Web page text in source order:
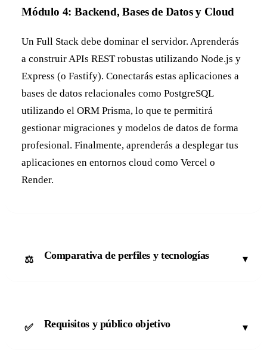
Módulo 4: Backend, Bases de Datos y Cloud
Un Full Stack debe dominar el servidor. Aprenderás
a construir APIs REST robustas utilizando Node.js y
Express (o Fastify). Conectarás estas aplicaciones a
bases de datos relacionales como PostgreSQL
utilizando el ORM Prisma, lo que te permitirá
gestionar migraciones y modelos de datos de forma
profesional. Finalmente, aprenderás a desplegar tus
aplicaciones en entornos cloud como Vercel o
Render.
⚖️ Comparativa de perfiles y tecnologías ▾
✅ Requisitos y público objetivo ▾